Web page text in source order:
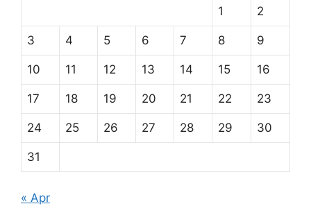
1 2
3 4 5 6 7 8 9
10 11 12 13 14 15 16
17 18 19 20 21 22 23
24 25 26 27 28 29 30
31
« Apr